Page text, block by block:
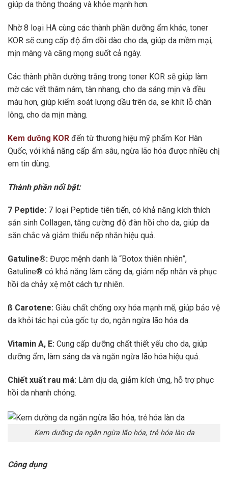
giúp da thông thoáng và khỏe mạnh hơn.
Nhờ 8 loại HA cùng các thành phần dưỡng ẩm khác, toner
KOR sẽ cung cấp độ ẩm dồi dào cho da, giúp da mềm mại,
mịn màng và căng mọng suốt cả ngày.
Các thành phần dưỡng trắng trong toner KOR sẽ giúp làm
mờ các vết thâm nám, tàn nhang, cho da sáng mịn và đều
màu hơn, giúp kiểm soát lượng dầu trên da, se khít lỗ chân
lông, cho da mịn màng.
Kem dưỡng KOR đến từ thương hiệu mỹ phẩm Kor Hàn
Quốc, với khả năng cấp ẩm sâu, ngừa lão hóa được nhiều chị
em tin dùng.
Thành phần nổi bật:
7 Peptide: 7 loại Peptide tiên tiến, có khả năng kích thích
sản sinh Collagen, tăng cường độ đàn hồi cho da, giúp da
săn chắc và giảm thiểu nếp nhăn hiệu quả.
Gatuline®: Được mệnh danh là “Botox thiên nhiên”,
Gatuline® có khả năng làm căng da, giảm nếp nhăn và phục
hồi da chảy xệ một cách tự nhiên.
ß Carotene: Giàu chất chống oxy hóa mạnh mẽ, giúp bảo vệ
da khỏi tác hại của gốc tự do, ngăn ngừa lão hóa da.
Vitamin A, E: Cung cấp dưỡng chất thiết yếu cho da, giúp
dưỡng ẩm, làm sáng da và ngăn ngừa lão hóa hiệu quả.
Chiết xuất rau má: Làm dịu da, giảm kích ứng, hỗ trợ phục
hồi da nhanh chóng.
Kem dưỡng da ngăn ngừa lão hóa, trẻ hóa làn da
Công dụng